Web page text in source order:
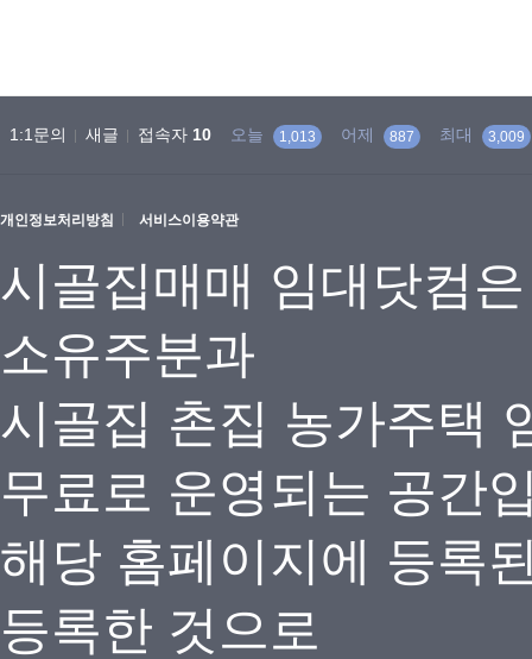
1:1문의 새글 접속자 10 오늘 1,013 어제 887 최대 3,009
개인정보처리방침 서비스이용약관
시골집매매 임대닷컴
소유주분과
시골집 촌집 농가주택
무료로 운영되는 공간
해당 홈페이지에 등록
등록한 것으로